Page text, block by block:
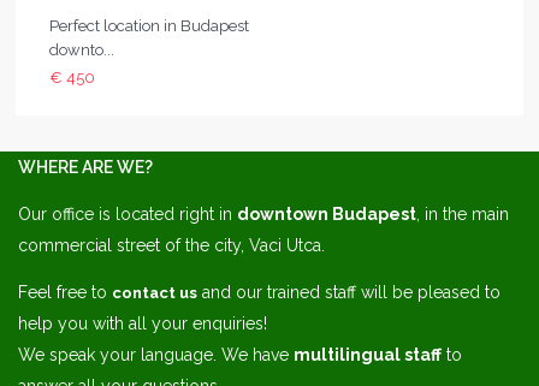
Perfect location in Budapest
downto...
€ 450
WHERE ARE WE?
Our office is located right in downtown Budapest , in the main
commercial street of the city, Vaci Utca.
Feel free to contact us and our trained staff will be pleased to
help you with all your enquiries!
We speak your language. We have multilingual staffto